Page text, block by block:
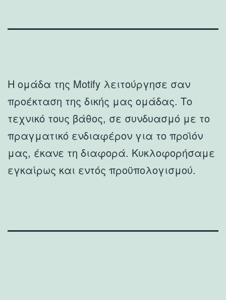
Η ομάδα της Motify λειτούργησε σαν
προέκταση της δικής μας ομάδας. Το
τεχνικό τους βάθος, σε συνδυασμό με το
πραγματικό ενδιαφέρον για το προϊόν
μας, έκανε τη διαφορά. Κυκλοφορήσαμε
εγκαίρως και εντός προϋπολογισμού.